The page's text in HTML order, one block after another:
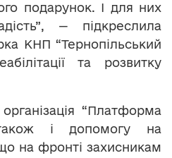
подарунок. І для них
— підкреслила
КНП “Тернопільський
та розвитку
“Платформа
і допомогу на
на фронті захисникам